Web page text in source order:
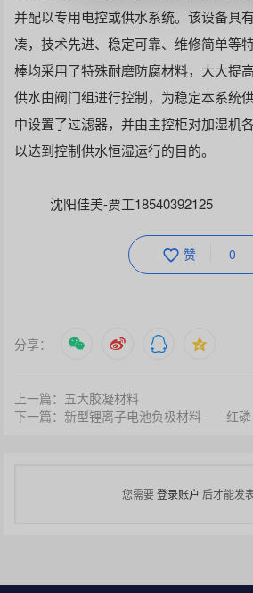
并配以专用电控或供水系统。该设备具
凑，技术先进、稳定可靠、维修简单等
棒均采用了特殊耐磨防腐材料，大大提
供水由阀门组进行控制，为稳定本系统
中设置了过滤器，并由主控柜对加湿机
以达到控制供水恒湿运行的目的。
沈阳佳美-贾工18540392125
赞 0
分享：
上一篇：五大胶凝材料
下一篇：新型锂离子电池负极材料——红磷
您需要登录账户 后才能发